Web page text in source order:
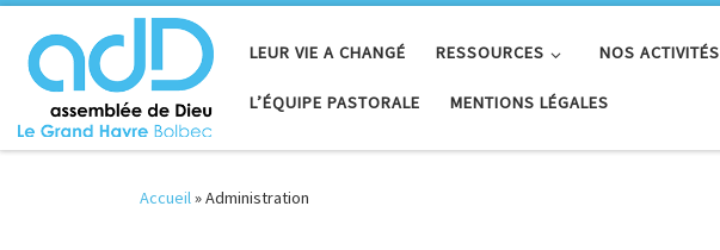
Passer au contenu
LEUR VIE A CHANGÉ RESSOURCES NOS ACTIVITÉS
L’ÉQUIPE PASTORALE MENTIONS LÉGALES
Accueil»Administration